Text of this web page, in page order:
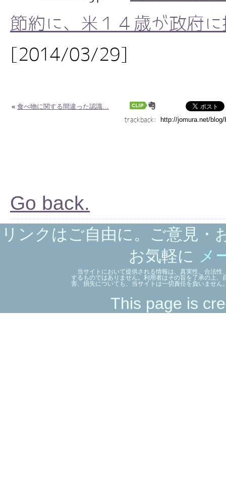
節約に、米１４歳が政府
[2014/03/29]
« 食べ物に関する間違った認識…
trackback:
Go back.
リンクはご自由に。ご意見・
お気軽に メ
当サイトにおいて提供される情報は、真実性、合法性
するものではありません。利用者はその旨を了承の上
害、損失についても、当サイトは一切責任を負いません
This page is